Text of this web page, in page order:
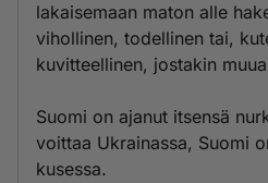
lakaisemaan maton alle
vihollinen, todellinen tai,
kuvitteellinen, jostakin
Suomi on ajanut itsensä
voittaa Ukrainassa, Suomi
kusessa.